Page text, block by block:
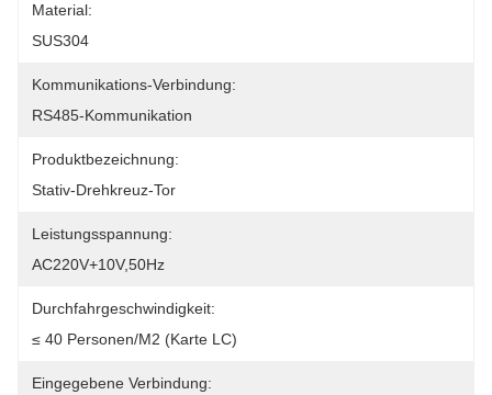
Material:
SUS304
Kommunikations-Verbindung:
RS485-Kommunikation
Produktbezeichnung:
Stativ-Drehkreuz-Tor
Leistungsspannung:
AC220V+10V,50Hz
Durchfahrgeschwindigkeit:
≤ 40 Personen/m2 (Karte LC)
Eingegebene Verbindung: